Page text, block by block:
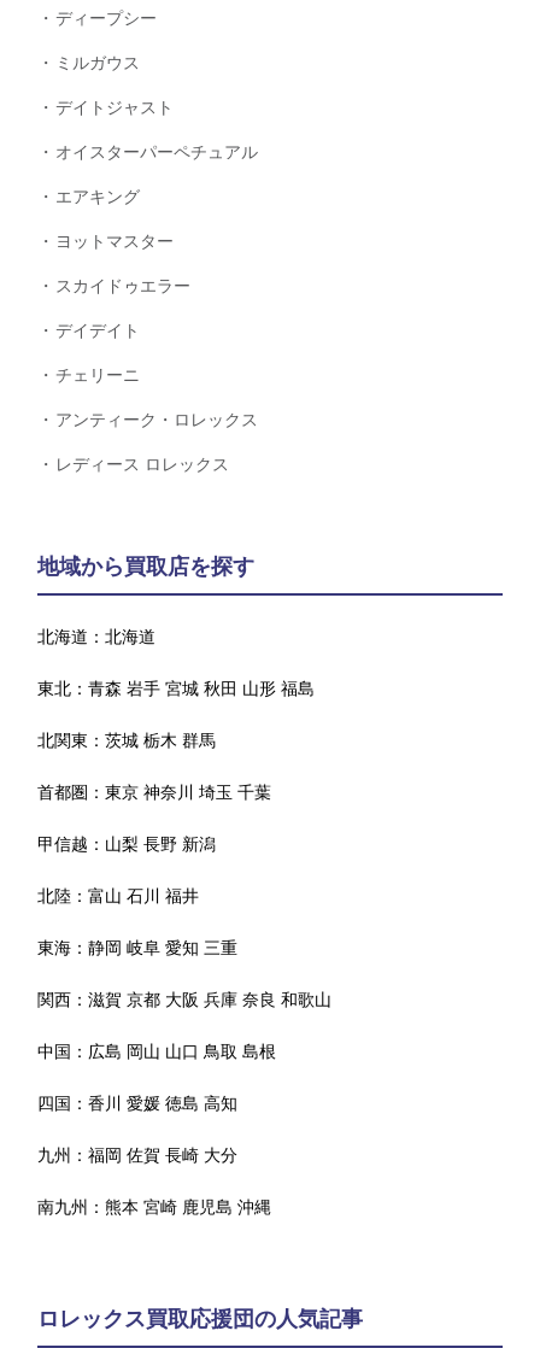
ディープシー
ミルガウス
デイトジャスト
オイスターパーペチュアル
エアキング
ヨットマスター
スカイドゥエラー
デイデイト
チェリーニ
アンティーク・ロレックス
レディース ロレックス
地域から買取店を探す
北海道：北海道
東北：青森 岩手 宮城 秋田 山形 福島
北関東：茨城 栃木 群馬
首都圏：東京 神奈川 埼玉 千葉
甲信越： 山梨 長野 新潟
北陸：富山 石川 福井
東海：静岡 岐阜 愛知 三重
関西：滋賀 京都 大阪 兵庫 奈良 和歌山
中国： 広島 岡山 山口 鳥取 島根
四国：香川 愛媛 徳島 高知
九州：福岡 佐賀 長崎 大分
南九州：熊本 宮崎 鹿児島 沖縄
ロレックス買取応援団の人気記事